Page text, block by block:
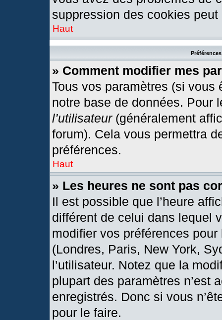
suppression des cookies peut
Haut
» Comment modifier mes
Tous vos paramètres (si
notre base de données. Pour
l’utilisateur(généralement
forum). Cela vous permettra
préférences.
Haut
» Les heures ne sont pas
Il est possible que l’heure
différent de celui dans lequel
modifier vos préférences
(Londres, Paris, New York,
l’utilisateur. Notez que la
plupart des paramètres n’est
enregistrés. Donc si vous
pour le faire.